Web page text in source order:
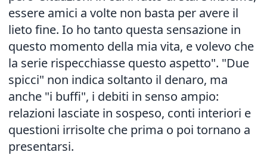
essere amici a volte non basta per avere il
lieto fine. Io ho tanto questa sensazione in
questo momento della mia vita, e volevo che
la serie rispecchiasse questo aspetto". "Due
spicci" non indica soltanto il denaro, ma
anche "i buffi", i debiti in senso ampio:
relazioni lasciate in sospeso, conti interiori e
questioni irrisolte che prima o poi tornano a
presentarsi.